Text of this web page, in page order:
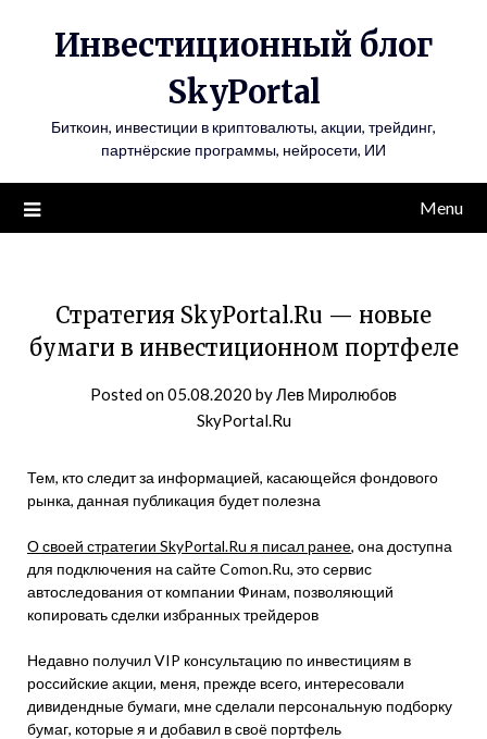
Инвестиционный блог
SkyPortal
Биткоин, инвестиции в криптовалюты, акции, трейдинг,
партнёрские программы, нейросети, ИИ
Menu
Стратегия SkyPortal.Ru — новые
бумаги в инвестиционном портфеле
Posted on05.08.2020 byЛев Миролюбов
SkyPortal.Ru
Тем, кто следит за информацией, касающейся фондового
рынка, данная публикация будет полезна
О своей стратегии SkyPortal.Ru я писал ранее, она доступна
для подключения на сайте Comon.Ru, это сервис
автоследования от компании Финам, позволяющий
копировать сделки избранных трейдеров
Недавно получил VIP консультацию по инвестициям в
российские акции, меня, прежде всего, интересовали
дивидендные бумаги, мне сделали персональную подборку
бумаг, которые я и добавил в своё портфель